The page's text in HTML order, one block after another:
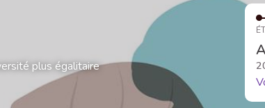
plus égalitaire